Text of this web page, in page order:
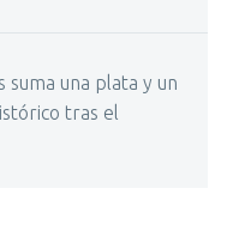
suma una plata y un
tras el